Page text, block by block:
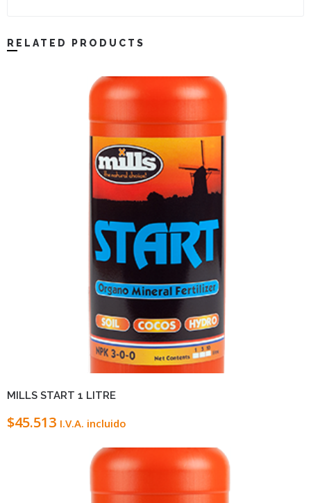
RELATED PRODUCTS
VIEW DETAILS LEER MÁS
MILLS START 1 LITRE
$45.513 I.V.A. incluido